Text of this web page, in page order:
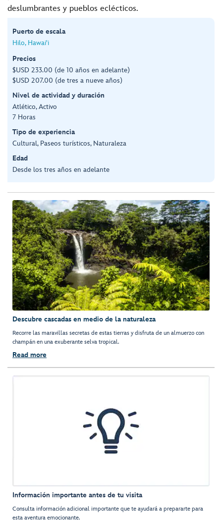
deslumbrantes y pueblos eclécticos.
Puerto de escala
Hilo, Hawai'i
Precios
$USD 233.00 (de 10 años en adelante)
$USD 207.00 (de tres a nueve años)
Nivel de actividad y duración
Atlético, Activo
7 Horas
Tipo de experiencia
Cultural, Paseos turísticos, Naturaleza
Edad
Desde los tres años en adelante
Descubre cascadas en medio de la naturaleza
Recorre las maravillas secretas de estas tierras y disfruta de un almuerzo con
champán en una exuberante selva tropical.
Read more
Información importante antes de tu visita
Consulta información adicional importante que te ayudará a prepararte para
esta aventura emocionante.